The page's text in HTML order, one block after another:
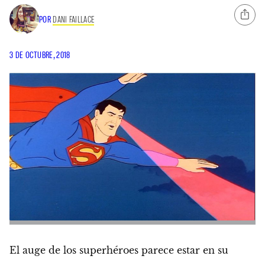
POR DANI FAILLACE
3 DE OCTUBRE, 2018
El auge de los superhéroes parece estar en su